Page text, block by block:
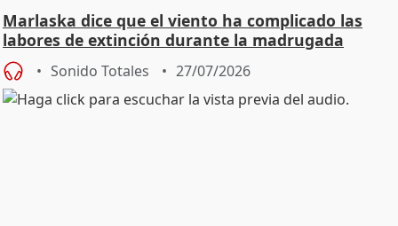
Marlaska dice que el viento ha complicado las
labores de extinción durante la madrugada
Sonido Totales 27/07/2026